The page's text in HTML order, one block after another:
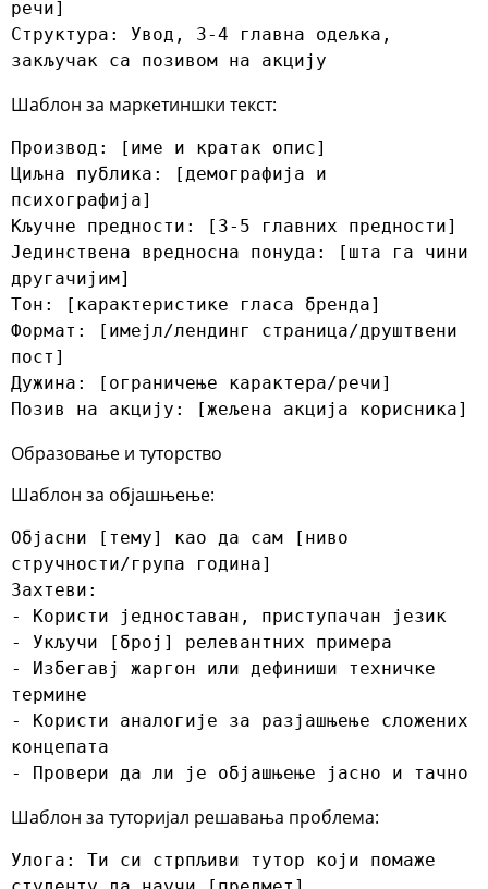
речи]
Структура: Увод, 3-4 главна одељка,
закључак са позивом на акцију
Шаблон за маркетиншки текст:
Производ: [име и кратак опис]
Циљна публика: [демографија и
психографија]
Кључне предности: [3-5 главних предности]
Јединствена вредносна понуда: [шта га чини
другачијим]
Тон: [карактеристике гласа бренда]
Формат: [имејл/лендинг страница/друштвени
пост]
Дужина: [ограничење карактера/речи]
Позив на акцију: [жељена акција корисника]
Образовање и туторство
Шаблон за објашњење:
Објасни [тему] као да сам [ниво
стручности/група година]
Захтеви:
- Користи једноставан, приступачан језик
- Укључи [број] релевантних примера
- Избегавј жаргон или дефиниши техничке
термине
- Користи аналогије за разјашњење сложених
концепата
- Провери да ли је објашњење јасно и тачно
Шаблон за туторијал решавања проблема:
Улога: Ти си стрпљиви тутор који помаже